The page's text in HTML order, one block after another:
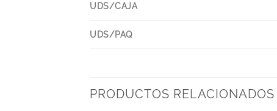
UDS/CAJA
UDS/PAQ
PRODUCTOS RELACIONADOS